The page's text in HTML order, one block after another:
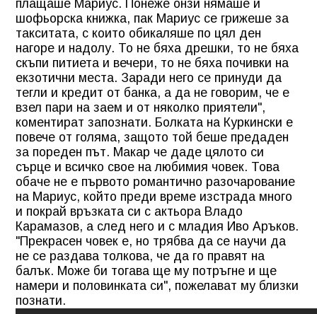
плащаше Мариус. Понеже онзи нямаше и
шофьорска книжка, пак Мариус се грижеше за
такситата, с които обикаляше по цял ден
нагоре и надолу. То не бяха дрешки, то не бяха
скъпи питиета и вечери, то не бяха почивки на
екзотични места. Заради него се принуди да
тегли и кредит от банка, а да не говорим, че е
взел пари на заем и от няколко приятели",
коментират запознати. Болката на Куркински е
повече от голяма, защото той беше предаден
за пореден път. Макар че даде цялото си
сърце и всичко свое на любимия човек. Това
обаче не е първото романтично разочарование
на Мариус, който преди време изстрада много
и покрай връзката си с актьора Владо
Карамазов, а след него и с младия Иво Аръков.
"Прекрасен човек е, но трябва да се научи да
не се раздава толкова, че да го правят на
балък. Може би тогава ще му потръгне и ще
намери и половинката си", пожелават му близки
познати.